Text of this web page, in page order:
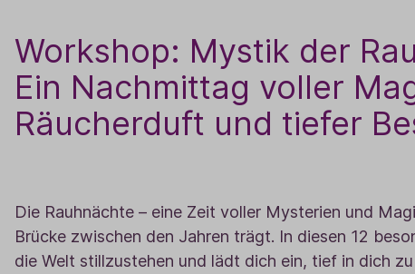
Workshop: Mystik der
Ein Nachmittag voller
Räucherduft und tiefer
Die Rauhnächte – eine Zeit voller Mysterien und
Brücke zwischen den Jahren trägt. In diesen 12
die Welt stillzustehen und lädt dich ein, tief in dich